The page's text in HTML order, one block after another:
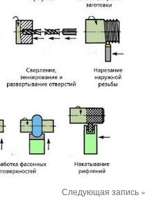
Следующая запись »